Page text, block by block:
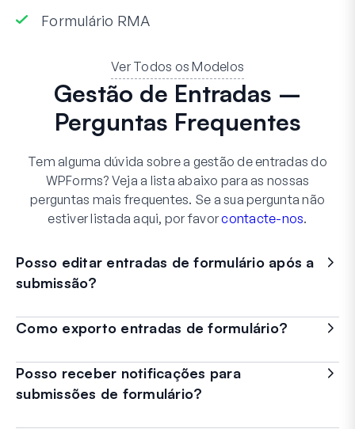
Formulário RMA
Ver Todos os Modelos
Gestão de Entradas –
Perguntas Frequentes
Tem alguma dúvida sobre a gestão de entradas do
WPForms? Veja a lista abaixo para as nossas
perguntas mais frequentes. Se a sua pergunta não
estiver listada aqui, por favorcontacte-nos.
Posso editar entradas de formulário após a
submissão?
Como exporto entradas de formulário?
Posso receber notificações para
submissões de formulário?